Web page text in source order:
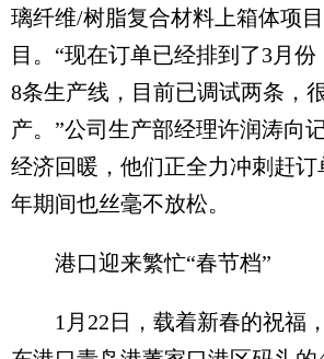
璃纤维/树脂复合材料上箱体项
目。“现在订单已经排到了3月
8条生产线，目前已调试两条，
产。”公司生产部经理许润涛向
经济回暖，他们正全力冲刺赶
年期间也丝毫不放松。
港口迎来繁忙“春节档”
1月22日，载着新春的祝福，